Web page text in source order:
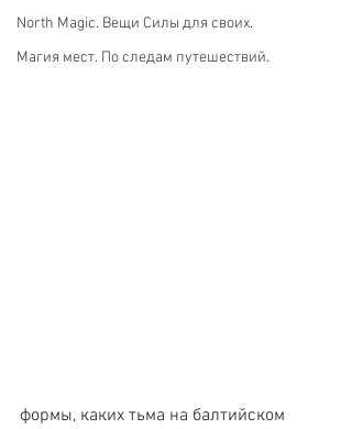
North Magic. Вещи Силы для своих.
Магия мест. По следам путешествий.
формы, каких тьма на балтийском